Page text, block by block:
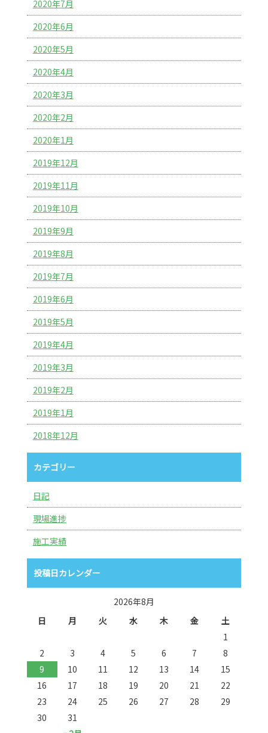
2020年7月
2020年6月
2020年5月
2020年4月
2020年3月
2020年2月
2020年1月
2019年12月
2019年11月
2019年10月
2019年9月
2019年8月
2019年7月
2019年6月
2019年5月
2019年4月
2019年3月
2019年2月
2019年1月
2018年12月
カテゴリー
日記
現場進捗
施工実績
投稿日カレンダー
2026年8月
日
月 火 水 木 金 土
1
2
3 4 5 6 7
8
9
10 11 12 13 14
15
16
17 18 19 20 21
22
23
24 25 26 27 28
29
30
31